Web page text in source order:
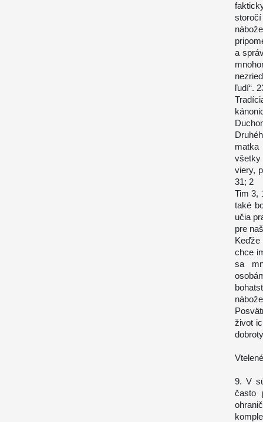
a
ľudí“.
matka
všetky
viery,
31; 2
Tim 3,
také
učia
pre
chce
sa
život
9. V
často